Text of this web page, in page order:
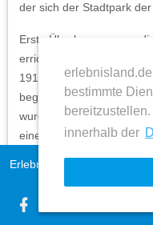
bestimmte
innerhalb der
der sich der Stadtpark
Erste Überlegungen an
errichten erfolgten bereits
1912 bis 1914 das
begannen im Mai 1914
wurden Risse in den
einem Baustopp. Dieser
1919 hin. Am 14. Juni
werden. Der Name, den
Erlebnisland Sachsen-Anhalt